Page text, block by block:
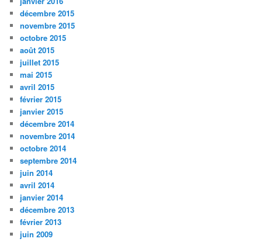
décembre 2015
novembre 2015
octobre 2015
août 2015
juillet 2015
mai 2015
avril 2015
février 2015
janvier 2015
décembre 2014
novembre 2014
octobre 2014
septembre 2014
juin 2014
avril 2014
janvier 2014
décembre 2013
février 2013
juin 2009